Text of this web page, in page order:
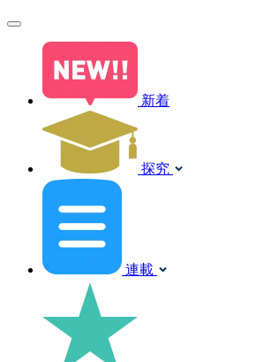
新着
探究
連載